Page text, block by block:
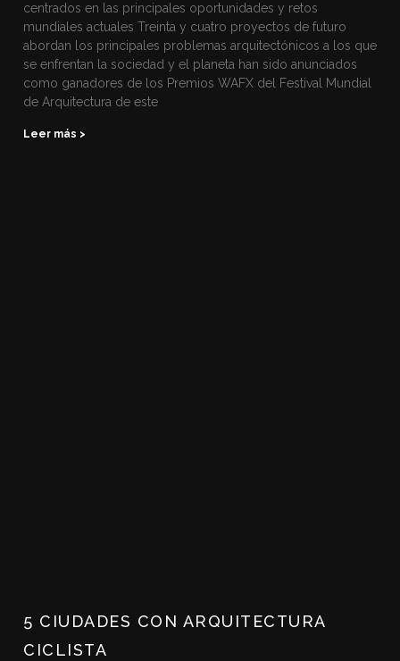
centrados en las principales oportunidades y retos
mundiales actuales Treinta y cuatro proyectos de futuro
abordan los principales problemas arquitectónicos a los que
se enfrentan la sociedad y el planeta han sido anunciados
como ganadores de los Premios WAFX del Festival Mundial
de Arquitectura de este
Leer más >
5 CIUDADES CON ARQUITECTURA
CICLISTA